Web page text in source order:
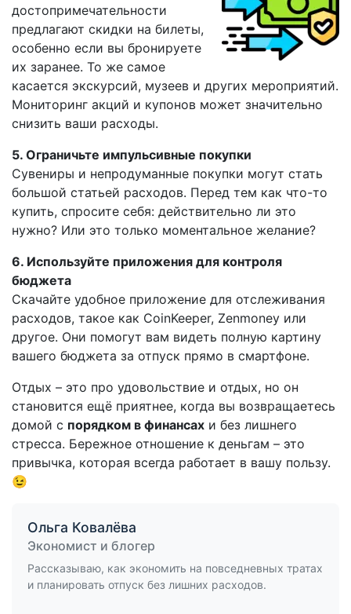
достопримечательности
предлагают скидки на билеты,
особенно если вы бронируете
их заранее. То же самое
касается экскурсий, музеев и других мероприятий.
Мониторинг акций и купонов может значительно
снизить ваши расходы.
5. Ограничьте импульсивные покупки
Сувениры и непродуманные покупки могут стать
большой статьей расходов. Перед тем как что-то
купить, спросите себя: действительно ли это
нужно? Или это только моментальное желание?
6. Используйте приложения для контроля
бюджета
Скачайте удобное приложение для отслеживания
расходов, такое как CoinKeeper, Zenmoney или
другое. Они помогут вам видеть полную картину
вашего бюджета за отпуск прямо в смартфоне.
Отдых – это про удовольствие и отдых, но он
становится ещё приятнее, когда вы возвращаетесь
домой с порядком в финансах и без лишнего
стресса. Бережное отношение к деньгам – это
привычка, которая всегда работает в вашу пользу.
😉
Ольга Ковалёва
Экономист и блогер
Рассказываю, как экономить на повседневных тратах
и планировать отпуск без лишних расходов.